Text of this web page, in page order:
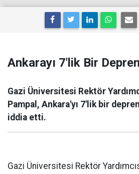
Ankarayı 7'lik Bir
Gazi Üniversitesi Rektör
Pampal, Ankara'yı 7'lik bir
iddia etti.
Gazi Üniversitesi Rektör